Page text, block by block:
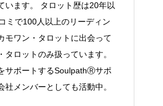
います。 タロット歴は20年以
ミで100人以上のリーディン
モワン・タロットに出会って
タロットのみ扱っています。
サポートするSoulpathⓇサポ
社メンバーとしても活動中。